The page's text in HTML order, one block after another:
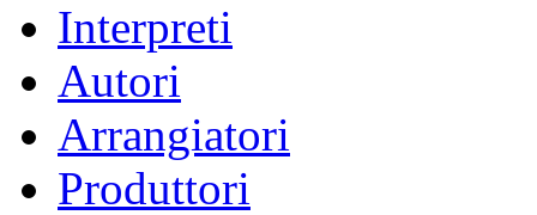
Interpreti
Autori
Arrangiatori
Produttori